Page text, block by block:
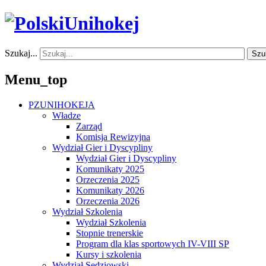
Szukaj...
Menu_top
PZUNIHOKEJA
Władze
Zarząd
Komisja Rewizyjna
Wydział Gier i Dyscypliny
Wydział Gier i Dyscypliny
Komunikaty 2025
Orzeczenia 2025
Komunikaty 2026
Orzeczenia 2026
Wydział Szkolenia
Wydział Szkolenia
Stopnie trenerskie
Program dla klas sportowych IV-VIII SP
Kursy i szkolenia